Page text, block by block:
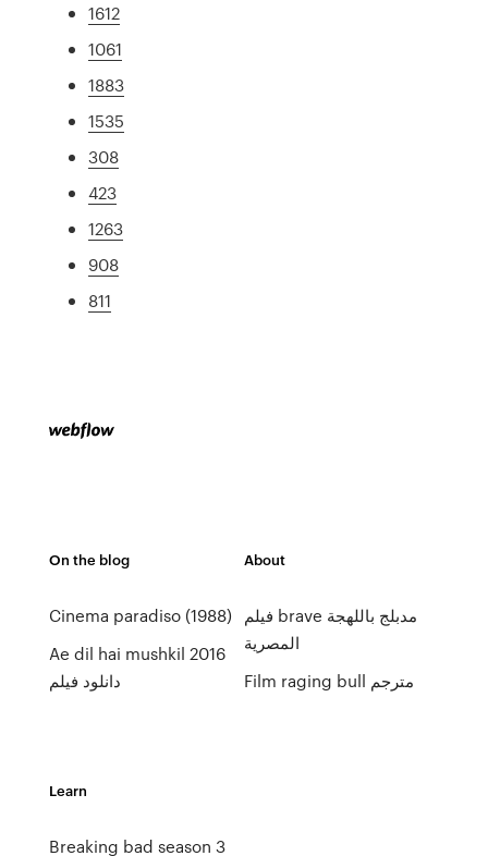
1612
1061
1883
1535
308
423
1263
908
811
On the blog
Cinema paradiso (1988)
Ae dil hai mushkil 2016
دانلود فیلم
About
فيلم brave مدبلج باللهجة
المصرية
Film raging bull مترجم
Learn
Breaking bad season 3